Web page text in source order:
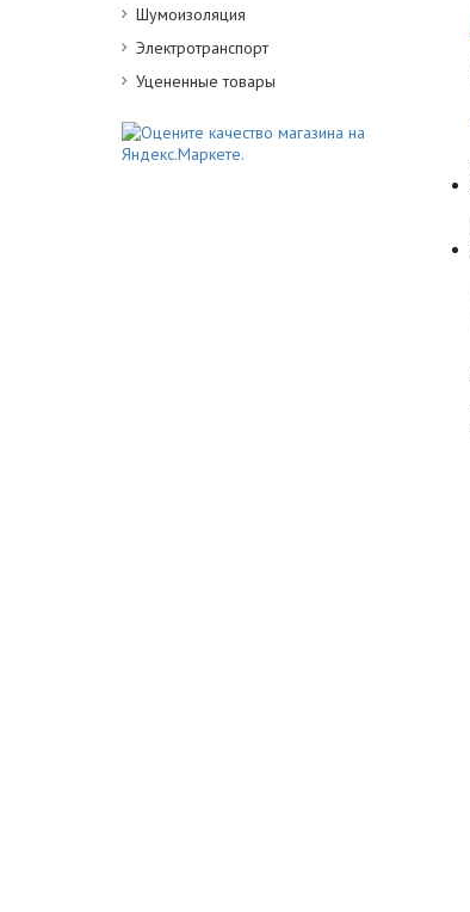
Шумоизоляция
Электротранспорт
Уцененные товары